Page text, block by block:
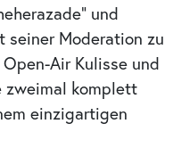
und
seiner Moderation zu
Air Kulisse und
zweimal komplett
einzigartigen